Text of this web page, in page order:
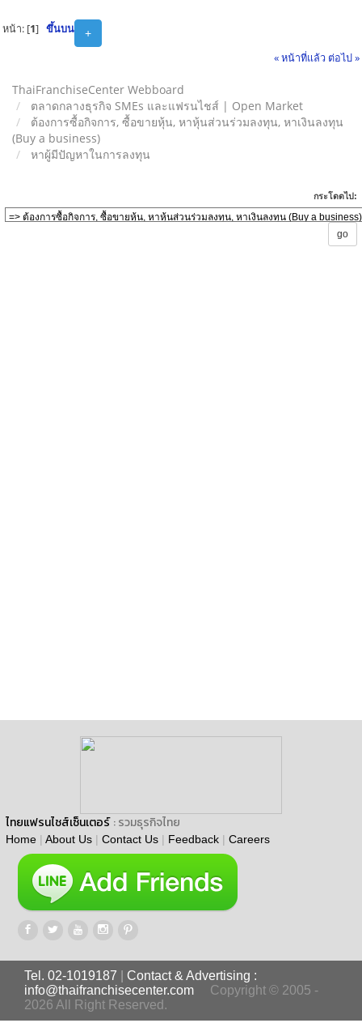
+
หน้า: [1] ขึ้นบน
« หน้าที่แล้ว ต่อไป »
ThaiFranchiseCenter Webboard
ตลาดกลางธุรกิจ SMEs และแฟรนไชส์ | Open Market
ต้องการซื้อกิจการ, ซื้อขายหุ้น, หาหุ้นส่วนร่วมลงทุน, หาเงินลงทุน
(Buy a business)
หาผู้มีปัญหาในการลงทุน
กระโดดไป:
ไทยแฟรนไชส์เซ็นเตอร์ : รวมธุรกิจไทย
Home | About Us | Contact Us | Feedback | Careers
Tel. 02-1019187
Contact & Advertising :
info@thaifranchisecenter.com
Copyright © 2005 -
2026 All Right Reserved.